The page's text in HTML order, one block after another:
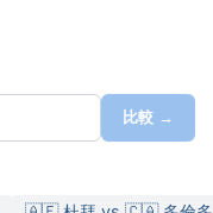
比較 →